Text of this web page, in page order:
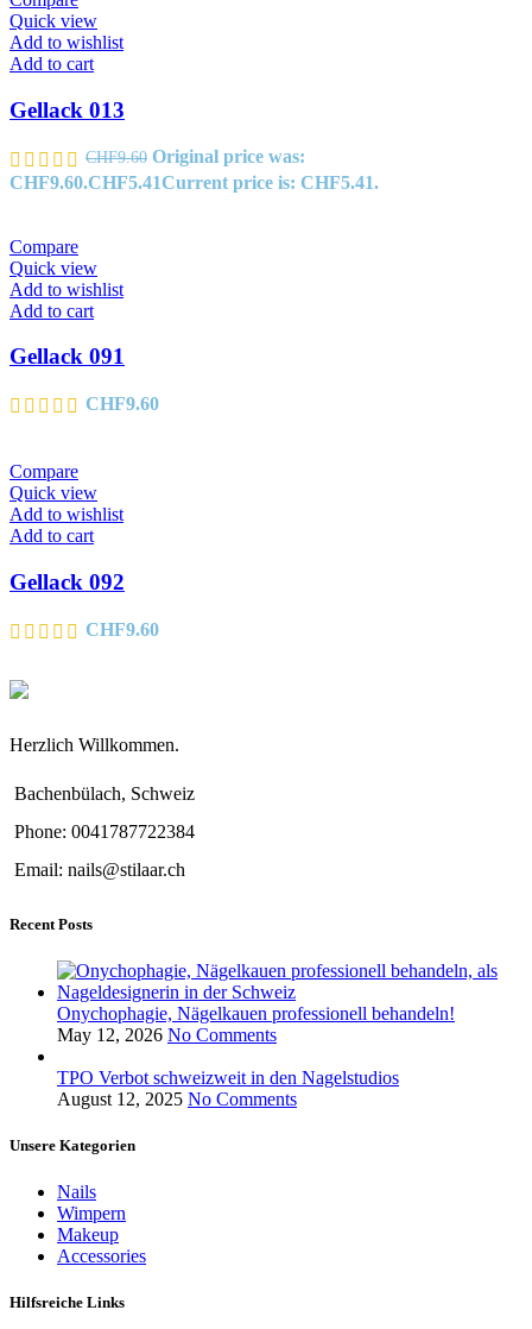
Quick view
Add to wishlist
Add to cart
Gellack 013
CHF9.60 Original price was:
CHF9.60.CHF5.41Current price is: CHF5.41.
Compare
Quick view
Add to wishlist
Add to cart
Gellack 091
CHF9.60
Compare
Quick view
Add to wishlist
Add to cart
Gellack 092
CHF9.60
Herzlich Willkommen.
Bachenbülach, Schweiz
Phone: 0041787722384
Email: nails@stilaar.ch
Recent Posts
Onychophagie, Nägelkauen professionell behandeln!
May 12, 2026 No Comments
TPO Verbot schweizweit in den Nagelstudios
August 12, 2025 No Comments
Unsere Kategorien
Nails
Wimpern
Makeup
Accessories
Hilfsreiche Links